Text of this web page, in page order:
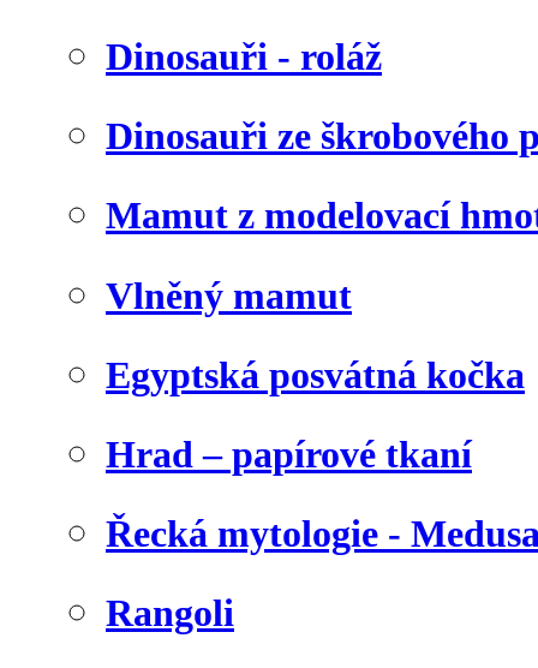
Dinosauři - roláž
Dinosauři ze škrobového
Mamut z modelovací
Vlněný mamut
Egyptská posvátná kočka
Hrad – papírové tkaní
Řecká mytologie -
Rangoli